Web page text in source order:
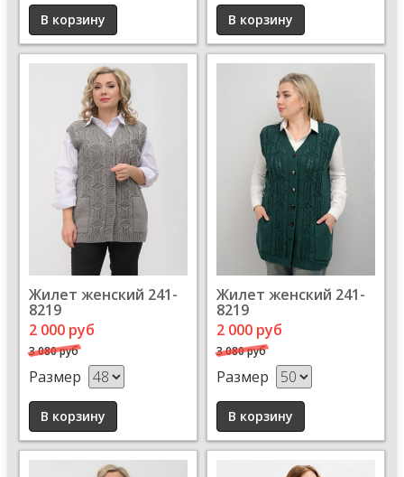
Жилет женский 241-
8219
2 000 руб
3 080 руб
Размер
Жилет женский 241-
8219
2 000 руб
3 080 руб
Размер